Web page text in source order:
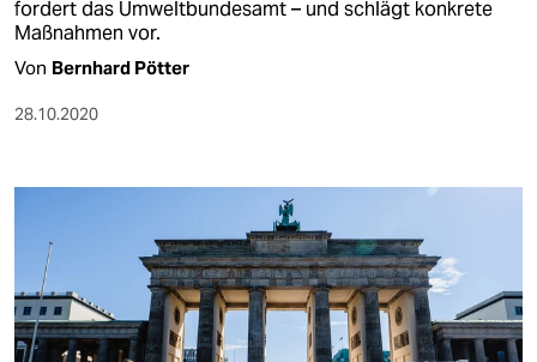
fordert das Umweltbundesamt – und schlägt konkrete
Maßnahmen vor.
Von Bernhard Pötter
28.10.2020